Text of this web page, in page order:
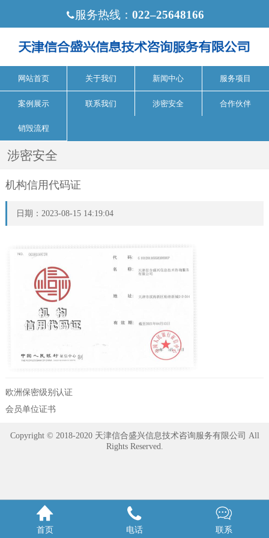
服务热线： 022‒25648166
网站首页 关于我们 新闻中心 服务项目
案例展示 联系我们 涉密安全 合作伙伴
销毁流程
涉密安全
机构信用代码证
日期：2023-08-15 14:19:04
欧洲保密级别认证
会员单位证书
Copyright © 2018-2020 天津信合盛兴信息技术咨询服务有限公司 All
Rights Reserved.

首页

电话

联系